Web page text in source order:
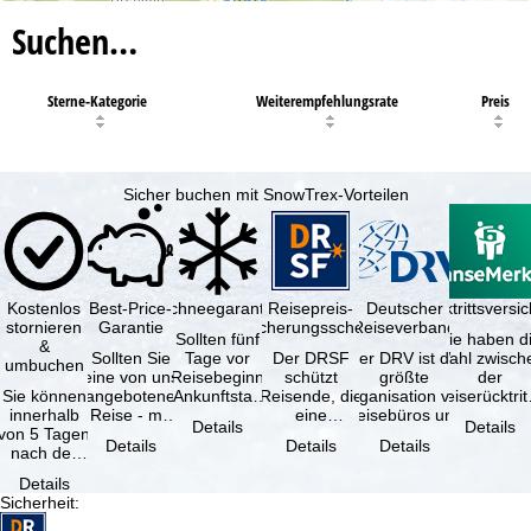
Suchen…
Sterne-Kategorie Weiterempfehlungsrate Preis
Sicher buchen mit SnowTrex-Vorteilen
Kostenlos
stornieren
&
umbuchen
Sie können
innerhalb
5 Tagen
nach der
kostenfrei
Details
Best-Price-
Garantie
Sollten Sie
eine von uns
angebotene
Reise - mit
Verfügbarkeit
Details
Schneegarantie
Sollten fünf
Tage vor
Reisebeginn
(Ankunftstag)
Schneemangel
Details
Reisepreis-
Sicherungsschein
Der DRSF
schützt
Reisende, die
eine
oder
Details
Deutscher
Reiseverband
Der DRV ist die
größte
Organisation von
Reisebüros und
Reiseveranstaltern
in …
Details
Sie haben
Wahl
der
(inklusive
Details
Sicherheit: